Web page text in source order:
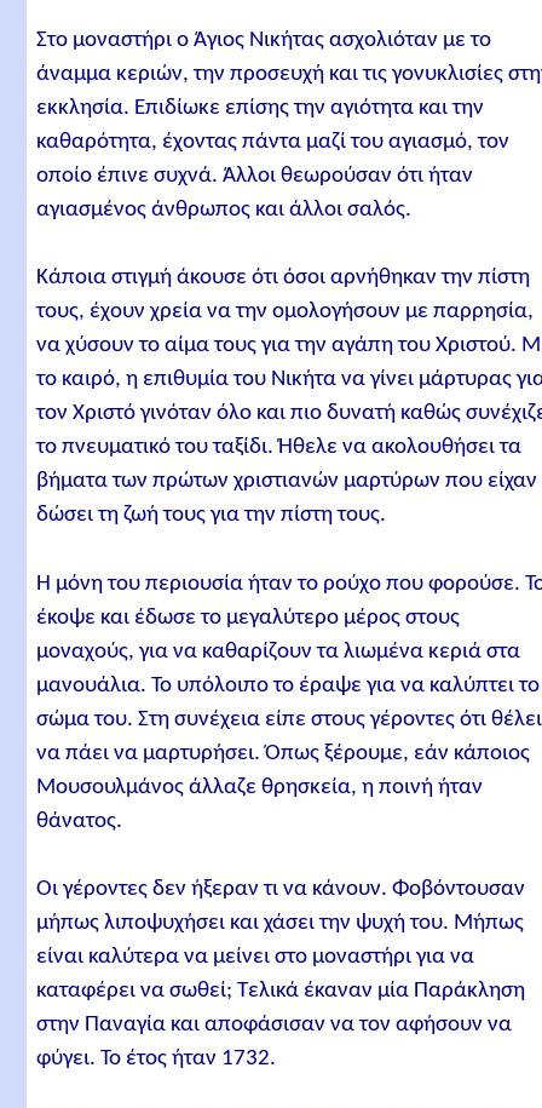
Στο μοναστήρι ο Άγιος Νικήτας ασχολιόταν με το
άναμμα κεριών, την προσευχή και τις γονυκλισίες
εκκλησία. Επιδίωκε επίσης την αγιότητα και την
καθαρότητα, έχοντας πάντα μαζί του αγιασμό, τον
οποίο έπινε συχνά. Άλλοι θεωρούσαν ότι ήταν
αγιασμένος άνθρωπος και άλλοι σαλός.
Κάποια στιγμή άκουσε ότι όσοι αρνήθηκαν την πίστη
τους, έχουν χρεία να την ομολογήσουν με παρρησία,
να χύσουν το αίμα τους για την αγάπη του Χριστού.
το καιρό, η επιθυμία του Νικήτα να γίνει μάρτυρας
τον Χριστό γινόταν όλο και πιο δυνατή καθώς
το πνευματικό του ταξίδι. Ήθελε να ακολουθήσει τα
βήματα των πρώτων χριστιανών μαρτύρων που είχαν
δώσει τη ζωή τους για την πίστη τους.
Η μόνη του περιουσία ήταν το ρούχο που φορούσε.
έκοψε και έδωσε το μεγαλύτερο μέρος στους
μοναχούς, για να καθαρίζουν τα λιωμένα κεριά στα
μανουάλια. Το υπόλοιπο το έραψε για να καλύπτει το
σώμα του. Στη συνέχεια είπε στους γέροντες ότι θέλει
να πάει να μαρτυρήσει. Όπως ξέρουμε, εάν κάποιος
Μουσουλμάνος άλλαζε θρησκεία, η ποινή ήταν
θάνατος.
Οι γέροντες δεν ήξεραν τι να κάνουν. Φοβόντουσαν
μήπως λιποψυχήσει και χάσει την ψυχή του. Μήπως
είναι καλύτερα να μείνει στο μοναστήρι για να
καταφέρει να σωθεί; Τελικά έκαναν μία Παράκληση
στην Παναγία και αποφάσισαν να τον αφήσουν να
φύγει. Το έτος ήταν 1732.